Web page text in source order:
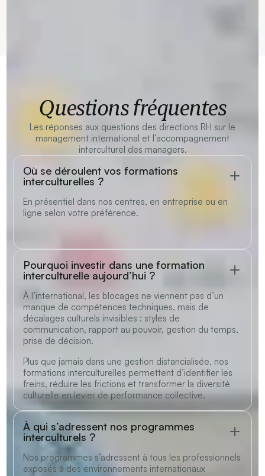
Questions fréquentes
Les réponses aux questions des directions RH sur le
management international et l’accompagnement
interculturel des managers.
Où se déroulent vos formations
interculturelles ?
En présentiel dans nos centres, en entreprise ou en
ligne selon votre préférence.
Pourquoi investir dans une formation
interculturelle aujourd’hui ?
À l’international, les blocages ne viennent pas d’un
manque de compétences techniques, mais de
décalages culturels invisibles : styles de
communication, rapport au pouvoir, gestion du temps,
prise de décision.
Plus que jamais dans une gestion distancialisée, nos
formations interculturelles permettent d’identifier les
freins, réduire les frictions et transformer la diversité
culturelle en levier de performance collective.
À qui s’adressent nos programmes
interculturels ?
Nos programmes s’adressent à tous les professionnels
exposés à des environnements internationaux